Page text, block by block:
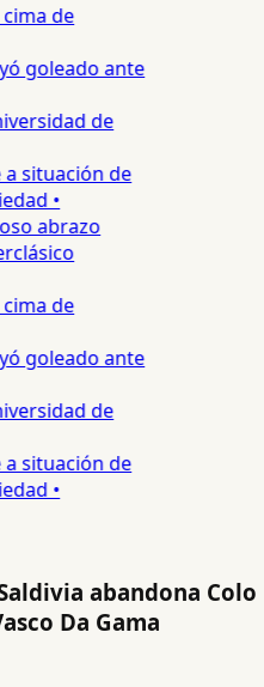
de
goleado ante
de
situación de
•
abrazo
de
goleado ante
de
situación de
•
abandona Colo
Da Gama